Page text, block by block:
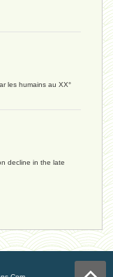
les humains au XX°
decline in the late